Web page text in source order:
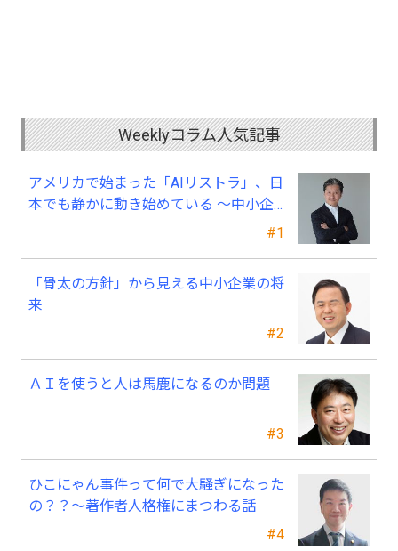
Weeklyコラム人気記事
#1
アメリカで始まった「AIリストラ」、日
本でも静かに動き始めている ～中小企
業経営者が今、見直すべき採用・業務・
#2
「骨太の方針」から見える中小企業の将
来
#3
ＡＩを使うと人は馬鹿になるのか問題
#4
ひこにゃん事件って何で大騒ぎになった
の？？～著作者人格権にまつわる話